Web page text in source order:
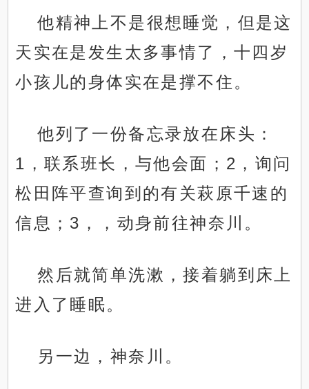
他精神上不是很想睡觉，但是这
天实在是发生太多事情了，十四岁
小孩儿的身体实在是撑不住。
他列了一份备忘录放在床头：
1，联系班长，与他会面；2，询问
松田阵平查询到的有关萩原千速的
信息；3，，动身前往神奈川。
然后就简单洗漱，接着躺到床上
进入了睡眠。
另一边，神奈川。